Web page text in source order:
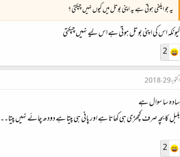
یہ جو ایلفی ہوتی ہے یہ اپنی بوتل میں کیوں نہیں چپکتی ؟
کیونکہ اس کی اپنی بوتل ہوتی ہے اس لیے نہیں چپکتی
2
اکتوبر 29، 2018
سادہ سا سوال ہے
بلبل کا بچہ صرف کچھڑی ہی کھاتا ہے اور پانی ہی پیتا ہے دودھ چائے نہیں پیتا۔۔
2